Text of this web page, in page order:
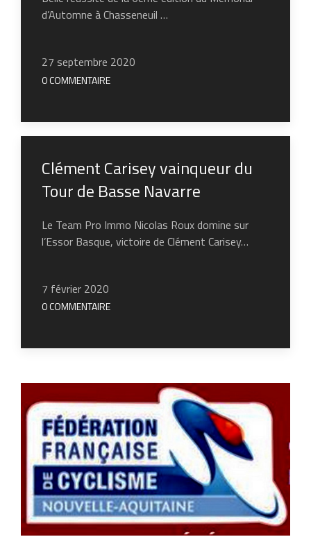
d’Automne à Chasseneuil …
27 septembre 2020
0 COMMENTAIRE
Clément Carisey vainqueur du
Tour de Basse Navarre
Le Team Pro Immo Nicolas Roux domine sur
l’Essor Basque, victoire de Clément Carisey…
7 février 2020
0 COMMENTAIRE